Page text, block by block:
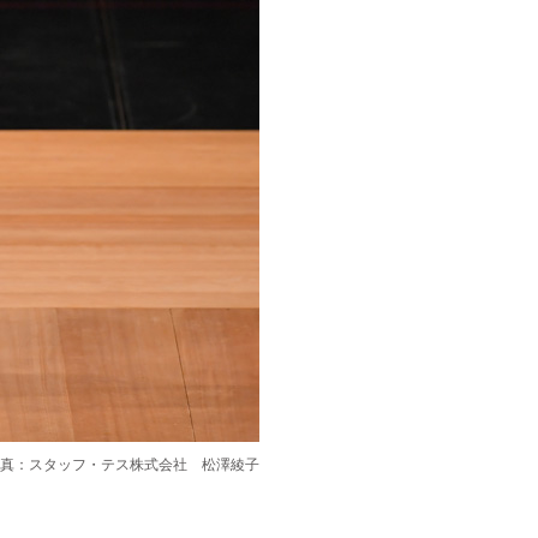
：スタッフ・テス株式会社 松澤綾子